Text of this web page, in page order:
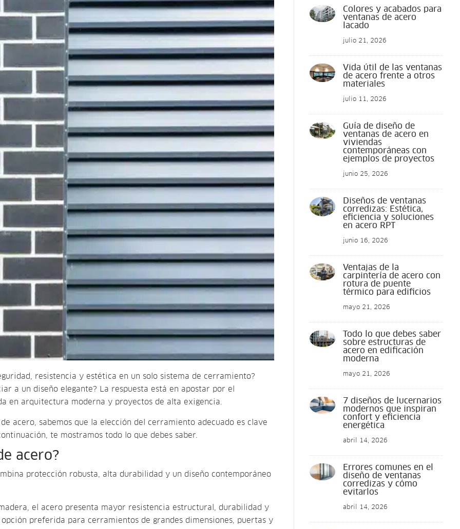
resistencia y estética en un solo sistema de cerramiento?
a un diseño elegante? La respuesta está en apostar por el
en arquitectura moderna y proyectos de alta exigencia.
acero, sabemos que la elección del cerramiento adecuado es clave
te mostramos todo lo que debes saber.
acero?
protección robusta, alta durabilidad y un diseño contemporáneo
el acero presenta mayor resistencia estructural, durabilidad y
preferida para cerramientos de grandes dimensiones, puertas y
Colores y acabados para
ventanas de acero
lacado
julio 21, 2026
Vida útil de las ventanas
de acero frente a otros
materiales
julio 11, 2026
Guía de diseño de
ventanas de acero en
viviendas
contemporáneas con
ejemplos de proyectos
junio 25, 2026
Diseños de ventanas
corredizas: Estética,
eficiencia y soluciones
en acero RPT
junio 16, 2026
Ventajas de la
carpintería de acero con
rotura de puente
térmico para edificios
mayo 21, 2026
Todo lo que debes saber
sobre estructuras de
acero en edificación
moderna
mayo 21, 2026
7 diseños de lucernarios
modernos que inspiran
confort y eficiencia
energética
abril 14, 2026
Errores comunes en el
diseño de ventanas
corredizas y cómo
evitarlos
abril 14, 2026